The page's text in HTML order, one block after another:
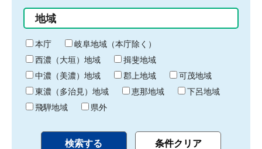
始
り
間
終
わ
り
地域
本庁
岐阜地域（本庁除く）
西濃（大垣）地域
揖斐地域
中濃（美濃）地域
郡上地域
可茂地域
東濃（多治見）地域
恵那地域
下呂地域
飛騨地域
県外